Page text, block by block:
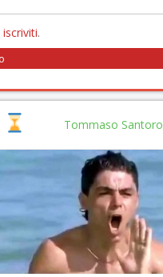
iscriviti.
Tommaso Santoro